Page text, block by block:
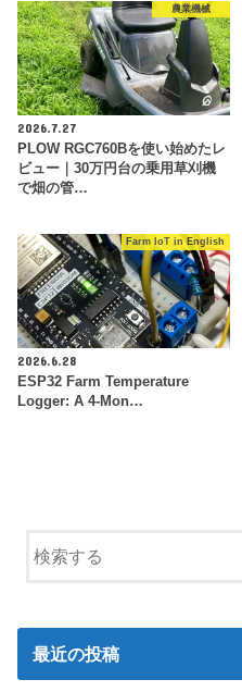
農業機械
2026.7.27
PLOW RGC760Bを使い始めたレ
ビュー｜30万円台の乗用草刈機
で畑の管…
Farm IoT in English
2026.6.28
ESP32 Farm Temperature
Logger: A 4-Mon…
最近の投稿